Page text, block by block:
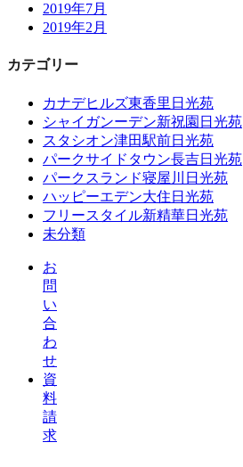
2019年7月
2019年2月
カテゴリー
カナデヒルズ東香里日光苑
シャイガンーデン新祝園日光苑
スタシオン津田駅前日光苑
パークサイドタウン長吉日光苑
パークスランド寝屋川日光苑
ハッピーエデン大住日光苑
フリースタイル新精華日光苑
未分類
お
問
い
合
わ
せ
資
料
請
求